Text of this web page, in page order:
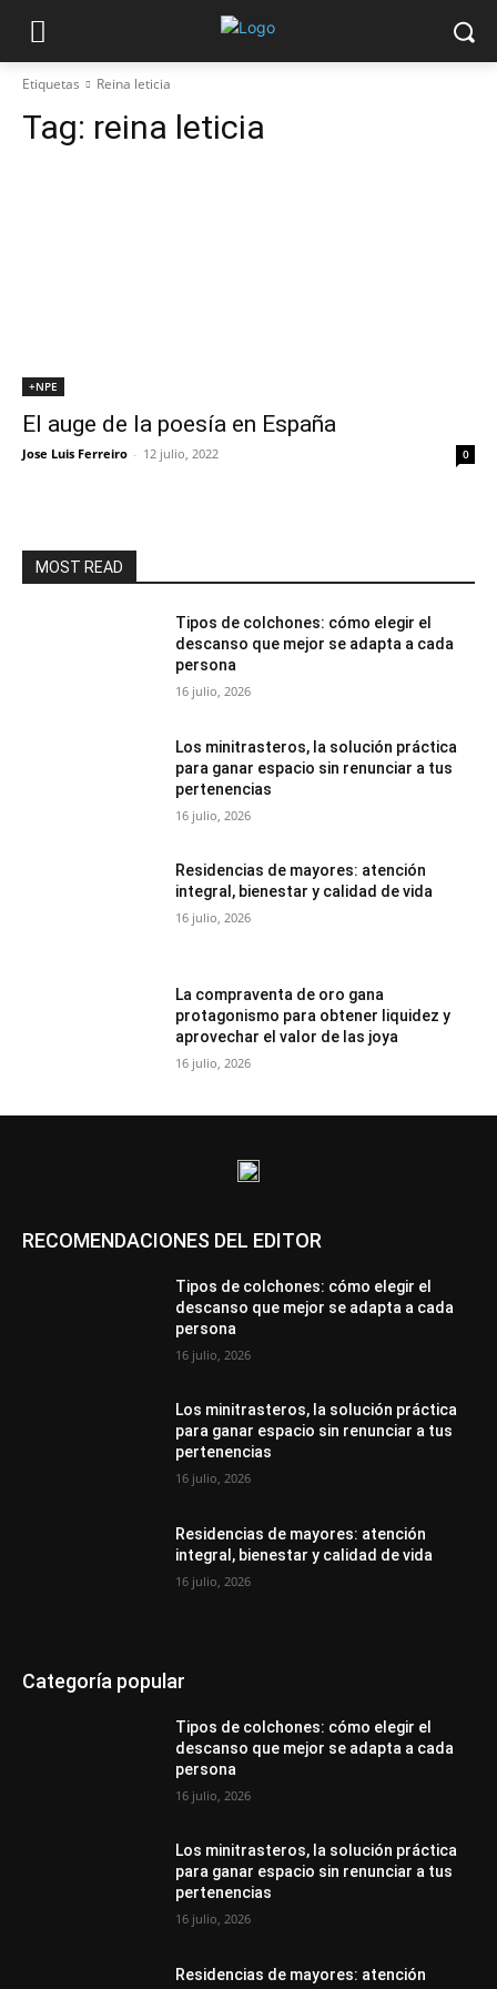
Etiquetas Reina leticia
Tag: reina leticia
+NPE
El auge de la poesía en España
Jose Luis Ferreiro - 12 julio, 2022 0
MOST READ
Tipos de colchones: cómo elegir el
descanso que mejor se adapta a cada
persona
16 julio, 2026
Los minitrasteros, la solución práctica
para ganar espacio sin renunciar a tus
pertenencias
16 julio, 2026
Residencias de mayores: atención
integral, bienestar y calidad de vida
16 julio, 2026
La compraventa de oro gana
protagonismo para obtener liquidez y
aprovechar el valor de las joya
16 julio, 2026
RECOMENDACIONES DEL EDITOR
Tipos de colchones: cómo elegir el
descanso que mejor se adapta a cada
persona
16 julio, 2026
Los minitrasteros, la solución práctica
para ganar espacio sin renunciar a tus
pertenencias
16 julio, 2026
Residencias de mayores: atención
integral, bienestar y calidad de vida
16 julio, 2026
Categoría popular
Tipos de colchones: cómo elegir el
descanso que mejor se adapta a cada
persona
16 julio, 2026
Los minitrasteros, la solución práctica
para ganar espacio sin renunciar a tus
pertenencias
16 julio, 2026
Residencias de mayores: atención